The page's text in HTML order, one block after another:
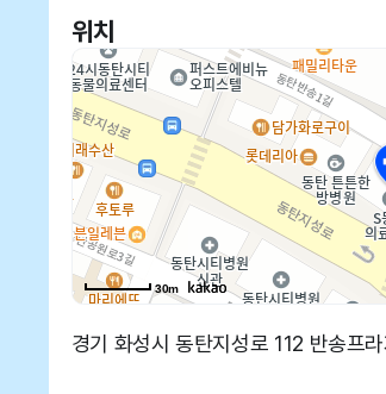
위치
30m
경기 화성시 동탄지성로 112 반송프